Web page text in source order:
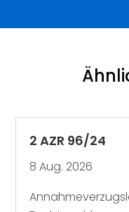
2 AZR 96/24
8 Aug. 2026